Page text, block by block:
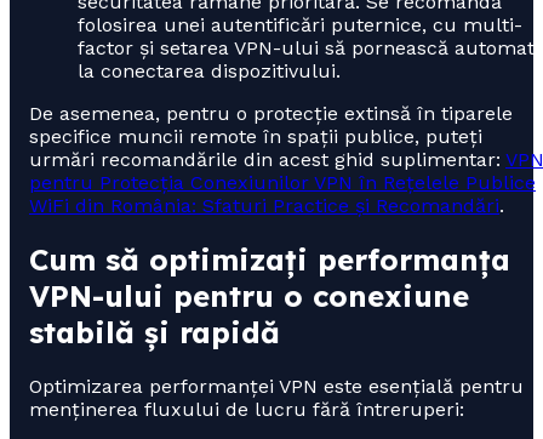
folosirea unei autentificări puternice, cu multi-
factor și setarea VPN-ului să pornească automat
la conectarea dispozitivului.
De asemenea, pentru o protecție extinsă în tiparele
specifice muncii remote în spații publice, puteți
urmări recomandările din acest ghid suplimentar: VPN
pentru Protecția Conexiunilor VPN în Rețelele Publice
WiFi din România: Sfaturi Practice și Recomandări.
Cum să optimizați performanța
VPN-ului pentru o conexiune
stabilă și rapidă
Optimizarea performanței VPN este esențială pentru
menținerea fluxului de lucru fără întreruperi: